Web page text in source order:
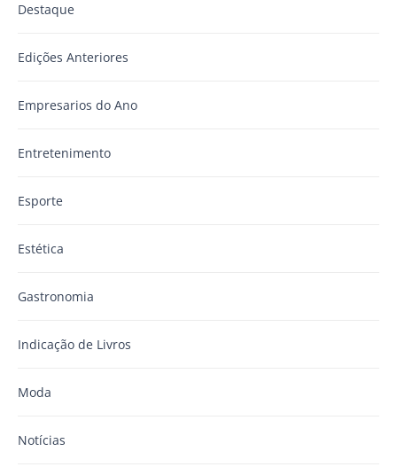
Destaque
Edições Anteriores
Empresarios do Ano
Entretenimento
Esporte
Estética
Gastronomia
Indicação de Livros
Moda
Notícias